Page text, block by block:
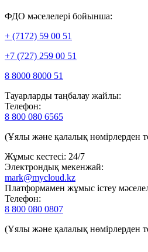
ФДО мәселелері бойынша:
+ (7172) 59 00 51
+7 (727) 259 00 51
8 8000 8000 51
Тауарларды таңбалау жайлы:
Телефон:
8 800 080 6565
(Ұялы және қалалық нөмірлерден
Жұмыс кестесі: 24/7
Электрондық мекенжай:
mark@mycloud.kz
Платформамен жұмыс істеу
Телефон:
8 800 080 0807
(Ұялы және қалалық нөмірлерден